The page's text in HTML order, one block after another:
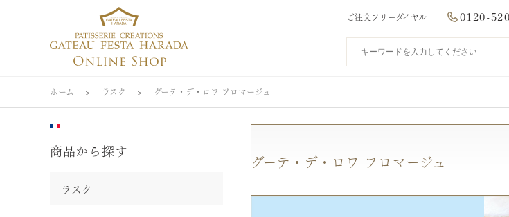
ご注文フリーダイヤル 0120-
ホーム > ラスク > グーテ・デ・ロワ フロマージュ
商品から探す
ラスク
グーテ・デ・ロワ フロマージュ